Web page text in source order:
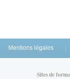
Mentions légales
Sites de